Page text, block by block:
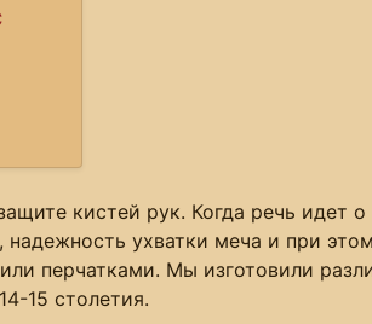
кистей рук. Когда речь идет
ухватки меча и при
перчатками. Мы изготовили
15 столетия.